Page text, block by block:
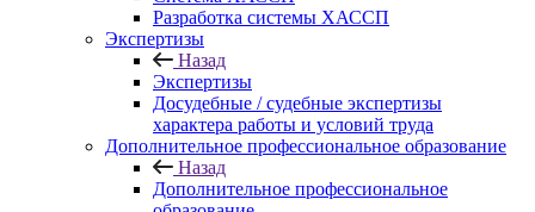
Разработка системы ХАССП
Экспертизы
Назад
Экспертизы
Досудебные / судебные экспертизы
характера работы и условий труда
Дополнительное профессиональное образование
Назад
Дополнительное профессиональное